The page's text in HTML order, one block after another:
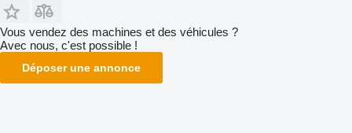
Vous vendez des machines et des véhicules ?
Avec nous, c'est possible !
Déposer une annonce